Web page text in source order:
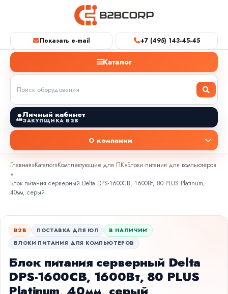
Показать e-mail +7 (495) 143-45-45
Каталог
Личный кабинет
ЗАКУПЩИКА B2B
О компании
Главная»Каталог»Комплектующие для ПК»Блоки питания для компьютеров
»
Блок питания серверный Delta DPS-1600CB, 1600Вт, 80 PLUS Platinum,
40мм, серый
B2B ПОСТАВКА ДЛЯ ЮЛ
В НАЛИЧИИ
БЛОКИ ПИТАНИЯ ДЛЯ КОМПЬЮТЕРОВ
Блок питания серверный Delta
DPS-1600CB, 1600Вт, 80 PLUS